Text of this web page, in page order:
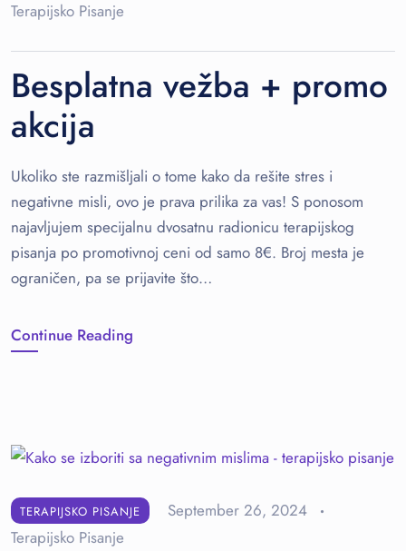
Terapijsko Pisanje
Besplatna vežba + promo
akcija
Ukoliko ste razmišljali o tome kako da rešite stres i
negativne misli, ovo je prava prilika za vas! S ponosom
najavljujem specijalnu dvosatnu radionicu terapijskog
pisanja po promotivnoj ceni od samo 8€. Broj mesta je
ograničen, pa se prijavite što…
Continue Reading
TERAPIJSKO PISANJE
September 26, 2024
Terapijsko Pisanje